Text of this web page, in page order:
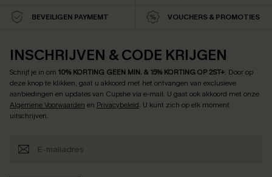
BEVEILIGEN PAYMEMT VOUCHERS & PROMOTIES
INSCHRIJVEN & CODE KRIJGEN
Schrijf je in om 10% KORTING GEEN MIN. & 15% KORTING OP 2ST+. Door op
deze knop te klikken, gaat u akkoord met het ontvangen van exclusieve
aanbiedingen en updates van Cupshe via e-mail. U gaat ook akkoord met onze
Algemene Voorwaarden en Privacybeleid. U kunt zich op elk moment
uitschrijven.